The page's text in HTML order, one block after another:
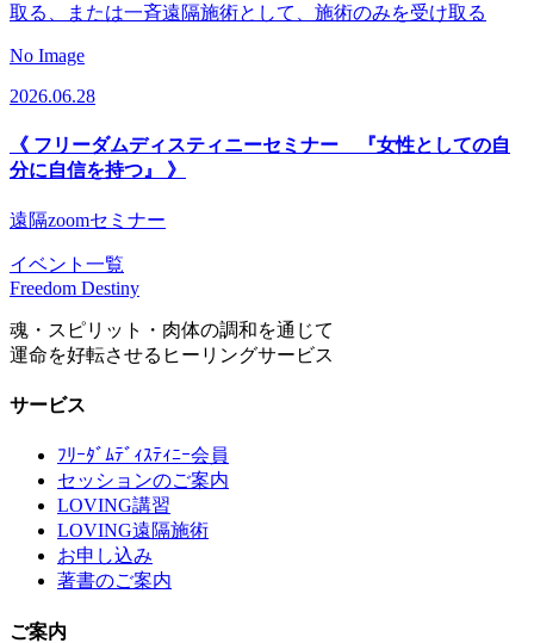
取る、または一斉遠隔施術として、施術のみを受け取る
No Image
2026.06.28
《 フリーダムディスティニーセミナー 『女性としての自
分に自信を持つ』 》
遠隔zoomセミナー
イベント一覧
Freedom Destiny
魂・スピリット・肉体の調和を通じて
運命を好転させるヒーリングサービス
サービス
ﾌﾘｰﾀﾞﾑﾃﾞｨｽﾃｨﾆｰ会員
セッションのご案内
LOVING講習
LOVING遠隔施術
お申し込み
著書のご案内
ご案内